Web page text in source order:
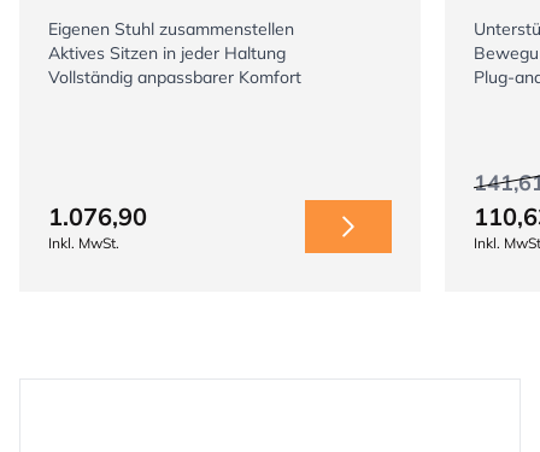
Eigenen Stuhl zusammenstellen
Aktives Sitzen in jeder Haltung
Vollständig anpassbarer Komfort
1.076,90
Inkl. MwSt.
Plug-
Inkl.